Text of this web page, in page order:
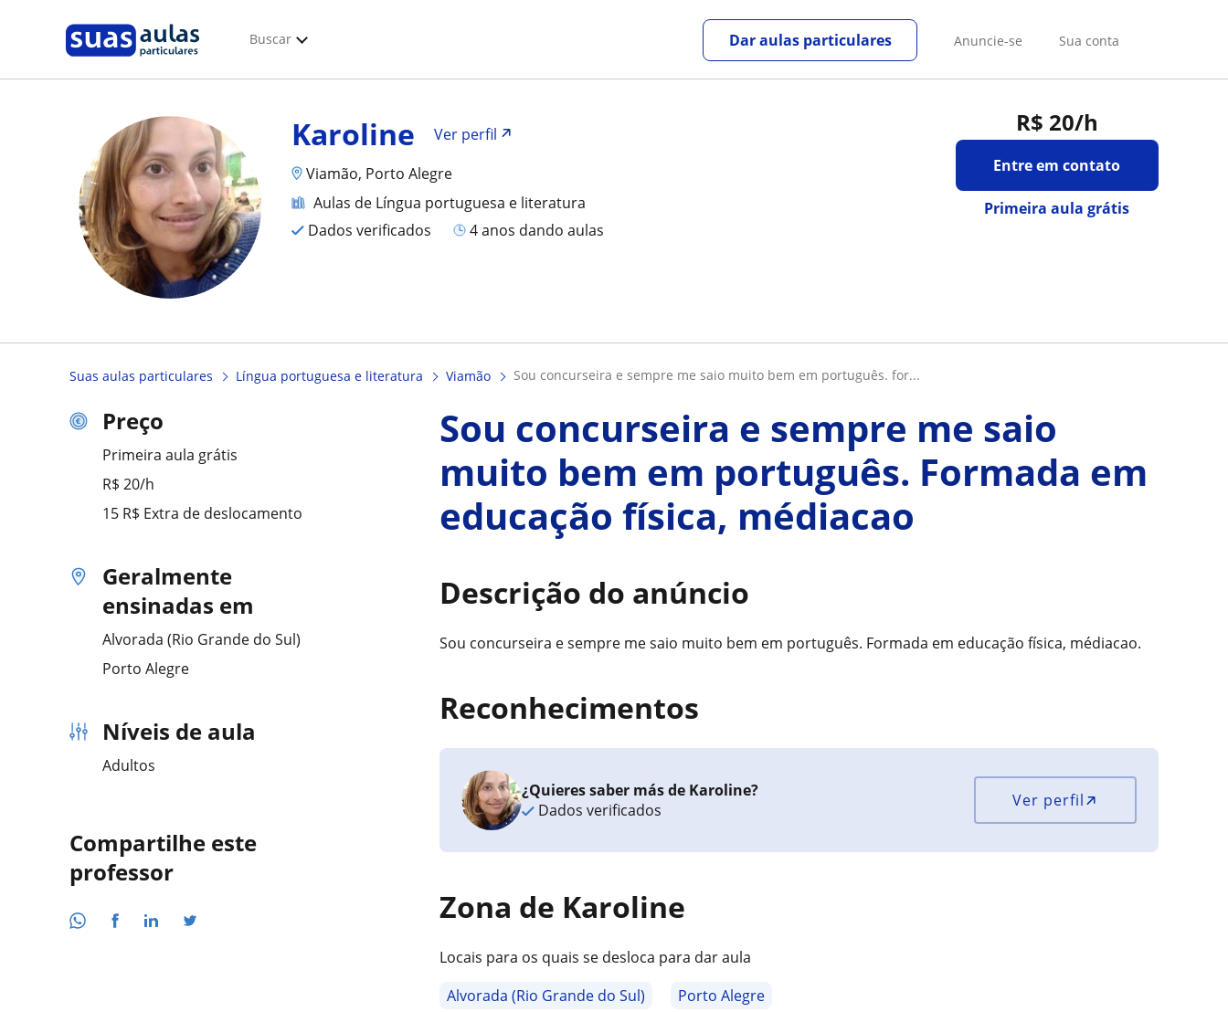
Buscar Anuncie-se Sua conta
Dar aulas particulares
R$ 20/h
Entre em contato
Primeira aula grátis
Karoline
Ver perfil
Viamão, Porto Alegre
Aulas de Língua portuguesa e literatura
Dados verificados
4 anos dando aulas
Suas aulas particulares Língua portuguesa e literatura Viamão sou concurseira e sempre me saio muito bem em português. for...
Preço
Primeira aula grátis
R$ 20/h
15 R$ Extra de deslocamento
Geralmente
ensinadas em
Alvorada (Rio Grande do Sul)
Porto Alegre
Níveis de aula
Adultos
Compartilhe este
professor
Sou concurseira e sempre me saio
muito bem em português. Formada em
educação física, médiacao
Descrição do anúncio
Sou concurseira e sempre me saio muito bem em português. Formada em educação física, médiacao.
Reconhecimentos
¿Quieres saber más de Karoline?
Dados verificados
Ver perfil
Zona de Karoline
Locais para os quais se desloca para dar aula
Alvorada (Rio Grande do Sul)
Porto Alegre